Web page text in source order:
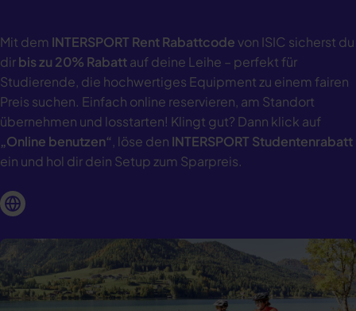
Mit dem INTERSPORT Rent Rabattcode von ISIC sicherst du
dirbis zu 20% Rabattauf deine Leihe – perfekt für
Studierende, die hochwertiges Equipment zu einem fairen
Preis suchen. Einfach online reservieren, am Standort
übernehmen und losstarten! Klingt gut? Dann klick auf
„Online benutzen“, löse den INTERSPORT Studentenrabatt
ein und hol dir dein Setup zum Sparpreis.